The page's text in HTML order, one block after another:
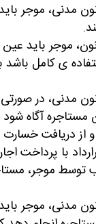
ماده ۴۷۶ قانون مدنی،
.
ماده ۴۷۷ قانون، موجر
ی کامل باشد
ماده ۴۷۹ قانون مدنی، در
آگاه شود
از دریافت خسارت
با پرداخت
توسط موجر،
ماده ۴۸۶ قانون مدنی،